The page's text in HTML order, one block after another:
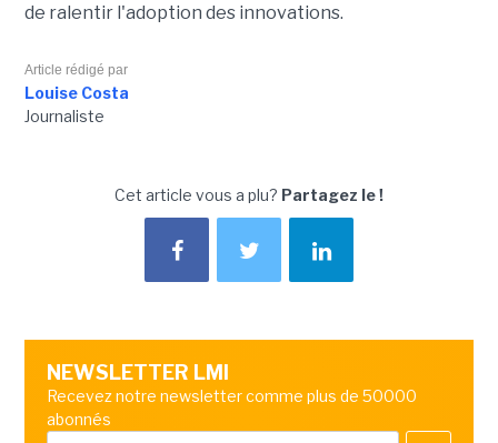
de ralentir l'adoption des innovations.
Article rédigé par
Louise Costa
Journaliste
Cet article vous a plu? Partagez le !
NEWSLETTER LMI
Recevez notre newsletter comme plus de 50000
abonnés